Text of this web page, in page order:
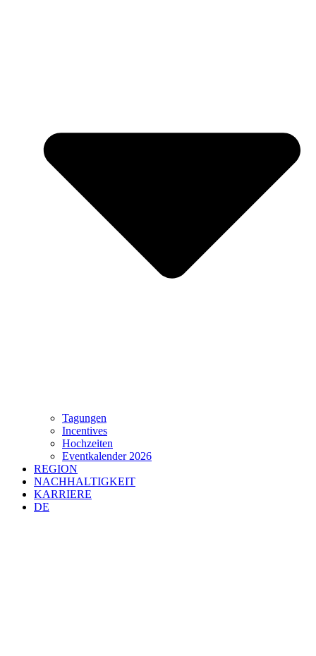
Tagungen
Incentives
Hochzeiten
Eventkalender 2026
REGION
NACHHALTIGKEIT
KARRIERE
DE